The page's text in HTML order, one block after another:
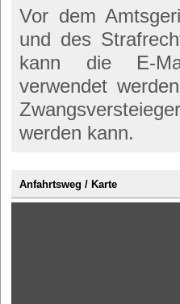
Vor dem
und des
kann die E-
verwendet
werden kann.
Anfahrtsweg / Karte